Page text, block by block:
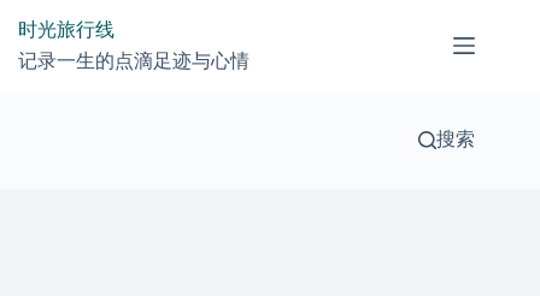
时光旅行线
记录一生的点滴足迹与心情
搜索